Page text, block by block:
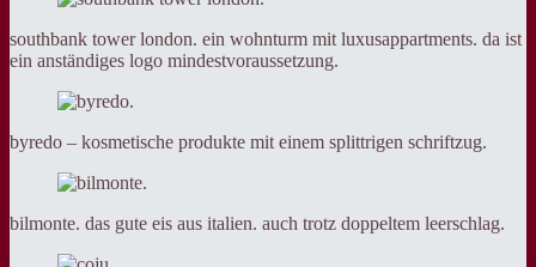
southbank tower london. ein wohnturm mit luxusappartments. da ist
ein anständiges logo mindestvoraussetzung.
byredo – kosmetische produkte mit einem splittrigen schriftzug.
bilmonte. das gute eis aus italien. auch trotz doppeltem leerschlag.